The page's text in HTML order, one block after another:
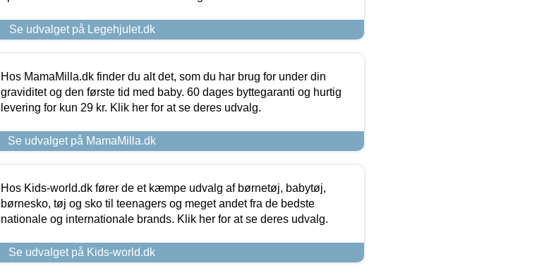
Se udvalget på Legehjulet.dk
Hos MamaMilla.dk finder du alt det, som du har brug for under din
graviditet og den første tid med baby. 60 dages byttegaranti og hurtig
levering for kun 29 kr. Klik her for at se deres udvalg.
Se udvalget på MamaMilla.dk
Hos Kids-world.dk fører de et kæmpe udvalg af børnetøj, babytøj,
børnesko, tøj og sko til teenagers og meget andet fra de bedste
nationale og internationale brands. Klik her for at se deres udvalg.
Se udvalget på Kids-world.dk